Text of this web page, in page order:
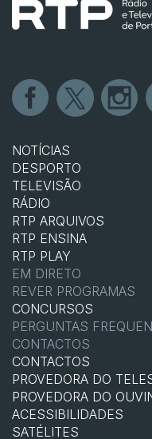
NOTÍCIAS
DESPORTO
TELEVISÃO
RÁDIO
RTP ARQUIVOS
RTP ENSINA
RTP PLAY
EM DIRETO
REVER PROGRAMAS
CONCURSOS
PERGUNTAS
CONTACTOS
CONTACTOS
PROVEDORA DO
PROVEDORA DO
ACESSIBILIDADES
SATÉLITES